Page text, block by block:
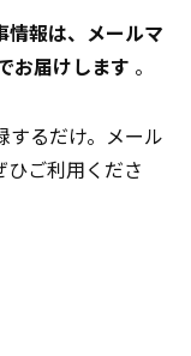
情報は、メールマ
お届けします 。
するだけ。メール
ご利用くださ